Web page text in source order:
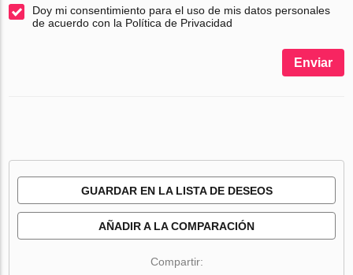
Doy mi consentimiento para el uso de mis datos personales
de acuerdo con la Política de Privacidad
Enviar
GUARDAR EN LA LISTA DE DESEOS
AÑADIR A LA COMPARACIÓN
Compartir: